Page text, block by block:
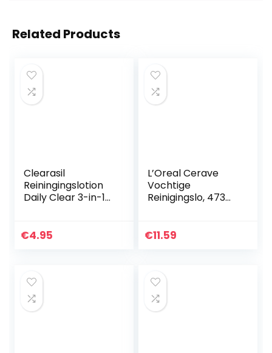
Related Products
Clearasil
Reiningingslotion
Daily Clear 3-in-1
€4.95
L’Oreal Cerave
Vochtige
Reinigingslo, 473
€11.59